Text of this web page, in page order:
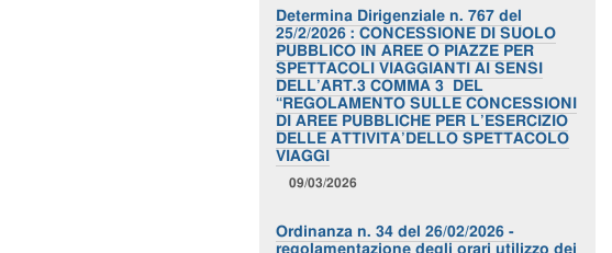
Determina Dirigenziale n. 767 del
25/2/2026 : CONCESSIONE DI SUOLO
PUBBLICO IN AREE O PIAZZE PER
SPETTACOLI VIAGGIANTI AI SENSI
DELL’ART.3 COMMA 3 DEL
“REGOLAMENTO SULLE CONCESSIONI
DI AREE PUBBLICHE PER L’ESERCIZIO
DELLE ATTIVITA’DELLO SPETTACOLO
VIAGGI
09/03/2026
Ordinanza n. 34 del 26/02/2026 -
regolamentazione degli orari utilizzo dei